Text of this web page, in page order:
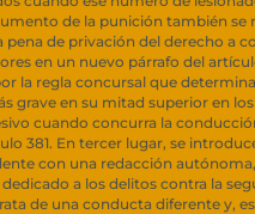
de la punición también se
pena de privación del derecho a
en un nuevo párrafo del
la regla concursal que
grave en su mitad superior en
cuando concurra la
381. En tercer lugar, se
con una redacción
a los delitos contra la
de una conducta diferente y,